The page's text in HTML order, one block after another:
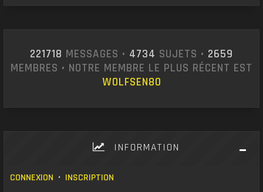
221718 MESSAGES • 4734 SUJETS • 2659
MEMBRES • NOTRE MEMBRE LE PLUS RÉCENT EST
WOLFSEN80
INFORMATION
CONNEXION • INSCRIPTION